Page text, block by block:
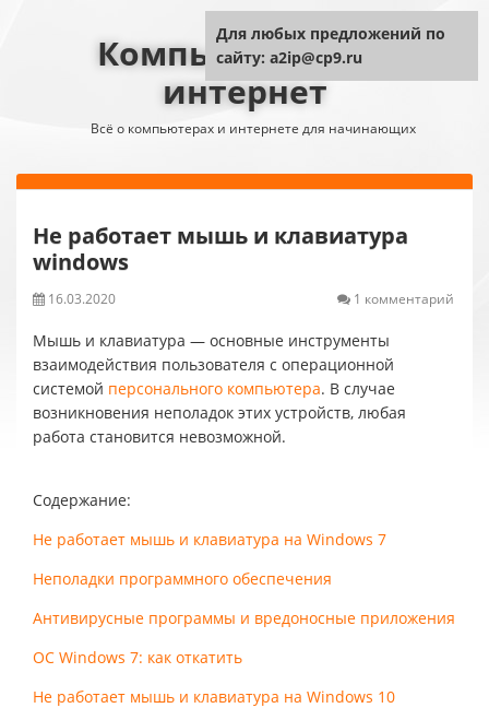
Компьютер плюс
интернет
Всё о компьютерах и интернете для начинающих
Не работает мышь и клавиатура
windows
16.03.2020 1 комментарий
Мышь и клавиатура — основные инструменты
взаимодействия пользователя с операционной
системой персонального компьютера. В случае
возникновения неполадок этих устройств, любая
работа становится невозможной.
Содержание:
Не работает мышь и клавиатура на Windows 7
Неполадки программного обеспечения
Антивирусные программы и вредоносные приложения
ОС Windows 7: как откатить
Не работает мышь и клавиатура на Windows 10
Для любых предложений по
сайту: a2ip@cp9.ru